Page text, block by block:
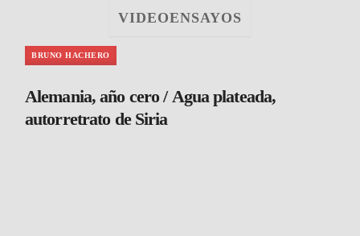
VIDEOENSAYOS
BRUNO HACHERO
Alemania, año cero / Agua plateada,
autorretrato de Siria